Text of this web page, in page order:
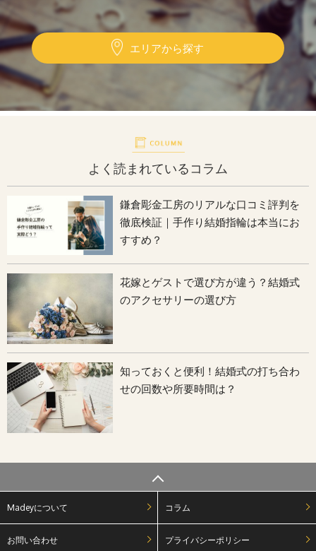
エリアから探す
よく読まれているコラム
鎌倉彫金工房のリアルな口コミ評判を
徹底検証｜手作り結婚指輪は本当にお
すすめ？
花嫁とゲストで選び方が違う？結婚式
のアクセサリーの選び方
知っておくと便利！結婚式の打ち合わ
せの回数や所要時間は？
Madeyについて コラム
お問い合わせ プライバシーポリシー